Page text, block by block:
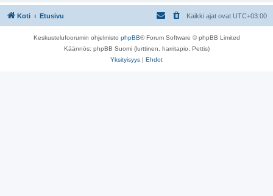
Koti Etusivu Kaikki ajat ovat UTC+03:00
Keskustelufoorumin ohjelmisto phpBB® Forum Software © phpBB Limited
Käännös: phpBB Suomi (lurttinen, harritapio, Pettis)
Yksityisyys | Ehdot